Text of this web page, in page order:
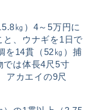
㎏）4～5万円に
と、ウナギを1 日で
を14貫（52㎏）捕
は体長4尺5寸
アカエイの9尺